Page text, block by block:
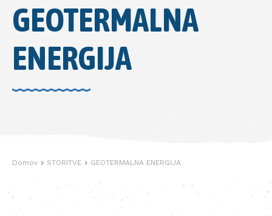
GEOTERMALNA
ENERGIJA
Domov STORITVE GEOTERMALNA ENERGIJA